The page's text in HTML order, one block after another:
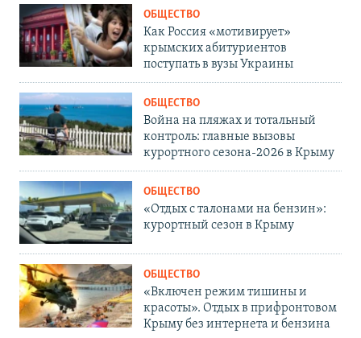
ОБЩЕСТВО
Как Россия «мотивирует»
крымских абитуриентов
поступать в вузы Украины
ОБЩЕСТВО
Война на пляжах и тотальный
контроль: главные вызовы
курортного сезона-2026 в Крыму
ОБЩЕСТВО
«Отдых с талонами на бензин»:
курортный сезон в Крыму
ОБЩЕСТВО
«Включен режим тишины и
красоты». Отдых в прифронтовом
Крыму без интернета и бензина